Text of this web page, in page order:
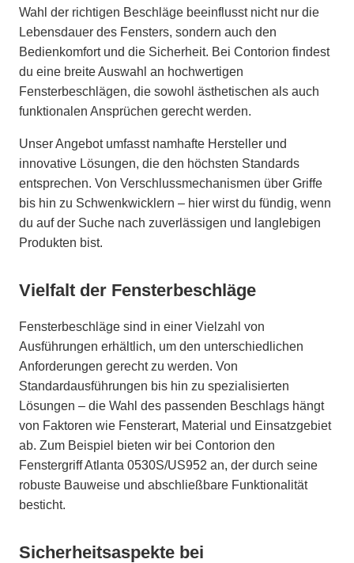
Wahl der richtigen Beschläge beeinflusst nicht nur die
Lebensdauer des Fensters, sondern auch den
Bedienkomfort und die Sicherheit. Bei Contorion findest
du eine breite Auswahl an hochwertigen
Fensterbeschlägen, die sowohl ästhetischen als auch
funktionalen Ansprüchen gerecht werden.
Unser Angebot umfasst namhafte Hersteller und
innovative Lösungen, die den höchsten Standards
entsprechen. Von Verschlussmechanismen über Griffe
bis hin zu Schwenkwicklern – hier wirst du fündig, wenn
du auf der Suche nach zuverlässigen und langlebigen
Produkten bist.
Vielfalt der Fensterbeschläge
Fensterbeschläge sind in einer Vielzahl von
Ausführungen erhältlich, um den unterschiedlichen
Anforderungen gerecht zu werden. Von
Standardausführungen bis hin zu spezialisierten
Lösungen – die Wahl des passenden Beschlags hängt
von Faktoren wie Fensterart, Material und Einsatzgebiet
ab. Zum Beispiel bieten wir bei Contorion den
Fenstergriff Atlanta 0530S/US952 an, der durch seine
robuste Bauweise und abschließbare Funktionalität
besticht.
Sicherheitsaspekte bei